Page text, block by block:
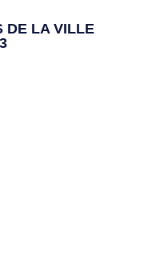
DE LA VILLE